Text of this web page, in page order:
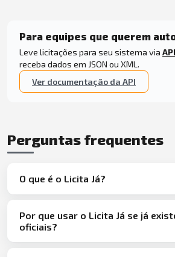
Para equipes que querem
Leve licitações para seu sistema via
receba dados em JSON ou XML.
Ver documentação da API
Perguntas frequentes
O que é o Licita Já?
Por que usar o Licita Já se já
oficiais?